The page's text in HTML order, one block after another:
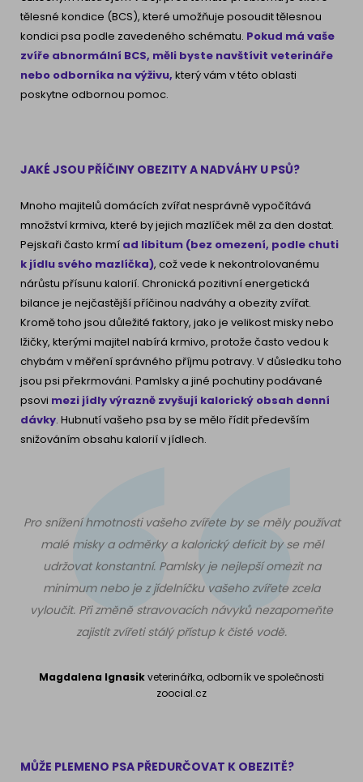
tělesné kondice (BCS), které umožňuje posoudit tělesnou
kondici psa podle zavedeného schématu. Pokud má vaše
zvíře abnormální BCS, měli byste navštívit veterináře
nebo odborníka na výživu, který vám v této oblasti
poskytne odbornou pomoc.
JAKÉ JSOU PŘÍČINY OBEZITY A NADVÁHY U PSŮ?
Mnoho majitelů domácích zvířat nesprávně vypočítává
množství krmiva, které by jejich mazlíček měl za den dostat.
Pejskaři často krmí ad libitum (bez omezení, podle chuti
k jídlu svého mazlíčka), což vede k nekontrolovanému
nárůstu přísunu kalorií. Chronická pozitivní energetická
bilance je nejčastější příčinou nadváhy a obezity zvířat.
Kromě toho jsou důležité faktory, jako je velikost misky nebo
lžičky, kterými majitel nabírá krmivo, protože často vedou k
chybám v měření správného příjmu potravy. V důsledku toho
jsou psi překrmováni. Pamlsky a jiné pochutiny podávané
psovi mezi jídly výrazně zvyšují kalorický obsah denní
dávky. Hubnutí vašeho psa by se mělo řídit především
snižováním obsahu kalorií v jídlech.
Pro snížení hmotnosti vašeho zvířete by se měly používat
malé misky a odměrky a kalorický deficit by se měl
udržovat konstantní. Pamlsky je nejlepší omezit na
minimum nebo je z jídelníčku vašeho zvířete zcela
vyloučit. Při změně stravovacích návyků nezapomeňte
zajistit zvířeti stálý přístup k čisté vodě.
Magdalena Ignasikveterinářka, odborník ve společnosti
zoocial.cz
MŮŽE PLEMENO PSA PŘEDURČOVAT K OBEZITĚ?